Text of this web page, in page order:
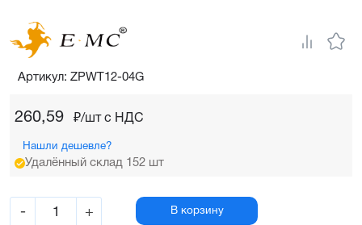
260,59 ₽/шт c НДС
Нашли дешевле?
Удалённый склад 152 шт
- + В корзину
Артикул: ZPWT12-04G